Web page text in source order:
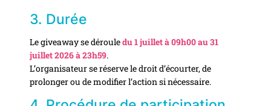
3. Durée
Le giveaway se dérouledu 1 juillet à 09h00 au 31
juillet 2026 à 23h59.
L’organisateur se réserve le droit d’écourter, de
prolonger ou de modifier l’action si nécessaire.